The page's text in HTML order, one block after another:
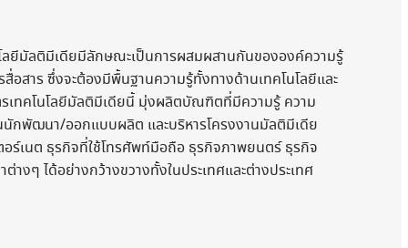
ยีมัลติมีเดียมีลักษณะเป็นการผสมผสานกันขององค์ความรู้
อสาร ซึ่งจะต้องมีพื้นฐานความรู้ทั้งทางด้านเทคโนโลยีและ
เทคโนโลยีมัลติมีเดียนี้ มุ่งผลิตบัณฑิตที่มีความรู้ ความ
กพัฒนา/ออกแบบผลิต และบริหารโครงงานมัลติมีเดีย
ร์เนต ธุรกิจที่ใช้โทรศัพท์มือถือ ธุรกิจภาพยนตร์ ธุรกิจ
ๆ ได้อย่างกว้างขวางทั้งในประเทศและต่างประเทศ